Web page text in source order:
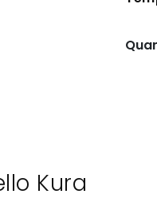
Kura